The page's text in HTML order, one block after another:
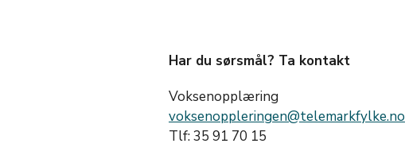
Har du sørsmål? Ta kontakt
Voksenopplæring
voksenoppleringen@telemarkfylke.no
Tlf: 35 91 70 15